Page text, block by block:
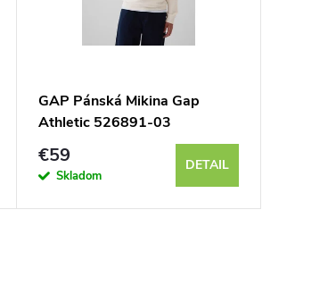
GAP Pánská Mikina Gap
Athletic 526891-03
€59
Skladom
DETAIL